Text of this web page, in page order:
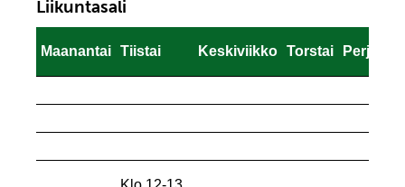
Liikuntasali
Maanantai Tiistai Keskiviikko Torstai Perjantai